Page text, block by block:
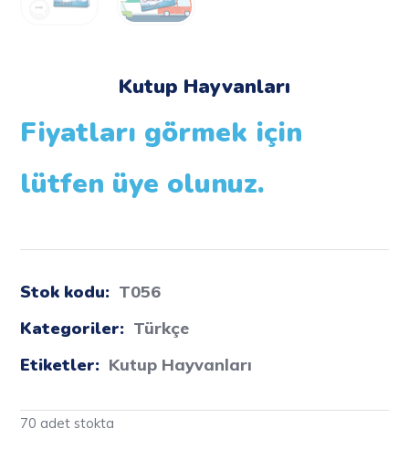
Kutup Hayvanları
Fiyatları görmek için
lütfen üye olunuz.
Stok kodu: T056
Kategoriler: Türkçe
Etiketler: Kutup Hayvanları
70 adet stokta